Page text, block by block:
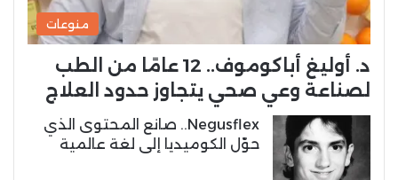
منوعات
د. أوليغ أباكوموف.. 12 عامًا من الطب
لصناعة وعي صحي يتجاوز حدود العلاج
Negusflex.. صانع المحتوى الذي
حوّل الكوميديا إلى لغة عالمية